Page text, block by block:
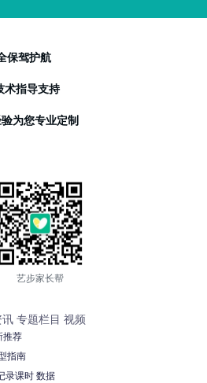
保驾护航
术指导支持
为您专业定制
艺步家长帮
讯 专题栏目 视频
推荐
指南
录课时 数据